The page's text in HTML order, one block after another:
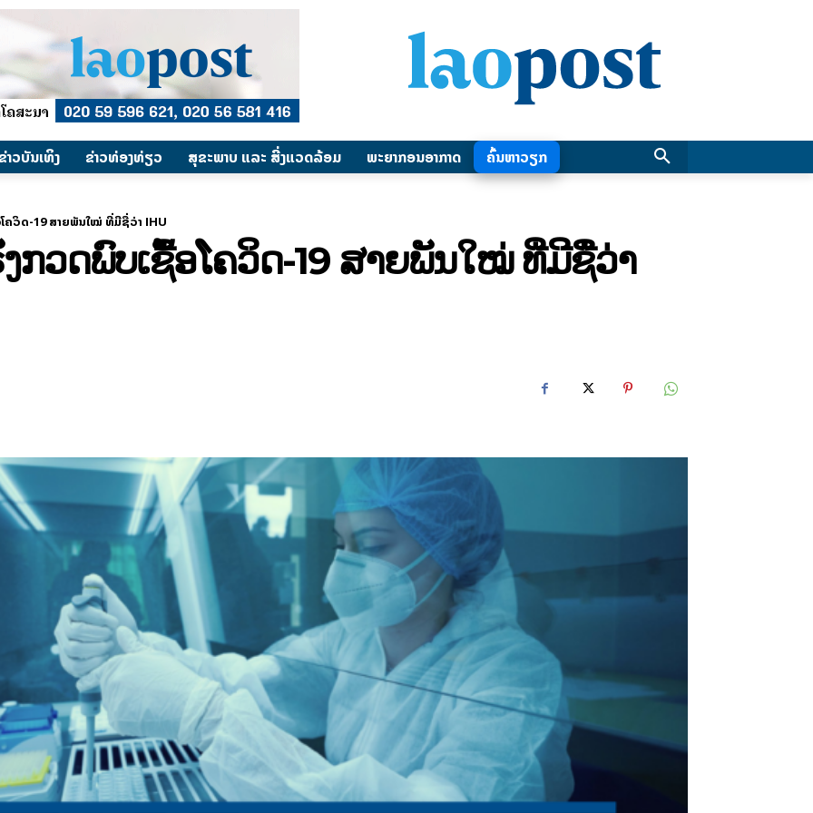
າວບັນເທິງ ​ຂ່າວທ່ອງທ່ຽວ ສຸຂະພາບ ແລະ ສີ່ງແວດລ້ອມ ພະຍາກອນອາກາດ ຄົ້ນຫາວຽກ
ຄວິດ-19 ສາຍພັນໃໝ່ ທີ່ມີຊື່ວ່າ IHU
ວດພົບເຊື້ອໂຄວິດ-19 ສາຍພັນໃໝ່ ທີ່ມີຊື່ວ່າ